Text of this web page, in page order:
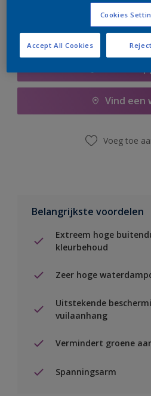
Vind een
Voeg toe
Belangrijkste voordelen
Extreem hoge
kleurbehoud
Zeer hoge
Uitstekende
vuilaanhang
Vermindert groene
Spanningsarm
Cookies
Accept All Cookies